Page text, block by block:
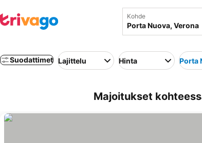
Kohde
Suodattimet Lajittelu Hinta Porta
Majoitukset